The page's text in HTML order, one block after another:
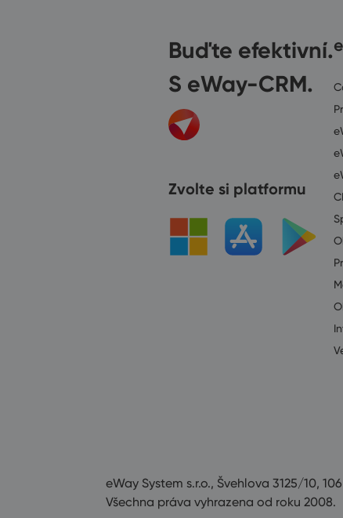
Buďte efektivní.
S eWay-CRM.
Zvolte si platformu
eWay System s.r.o., Švehlova 3125/10,
Všechna práva vyhrazena od roku 2008.